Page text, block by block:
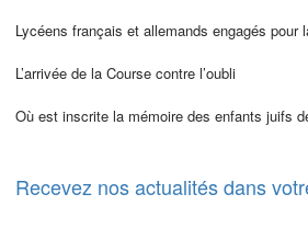
Lycéens français et allemands engagés pour
L’arrivée de la Course contre l’oubli
Où est inscrite la mémoire des enfants juifs
Recevez nos actualités dans